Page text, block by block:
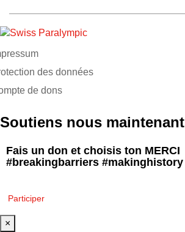
des données
de dons
Soutiens nous maintenant
Fais un don et choisis ton MERCI
#breakingbarriers #makinghistory
Participer
×